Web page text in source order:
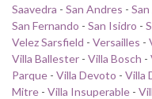
Saavedra - San Andres -
San Fernando - San Isidro -
Velez Sarsfield - Versailles -
Villa Ballester - Villa Bosch -
Parque - Villa Devoto - Villa
Mitre - Villa Insuperable -